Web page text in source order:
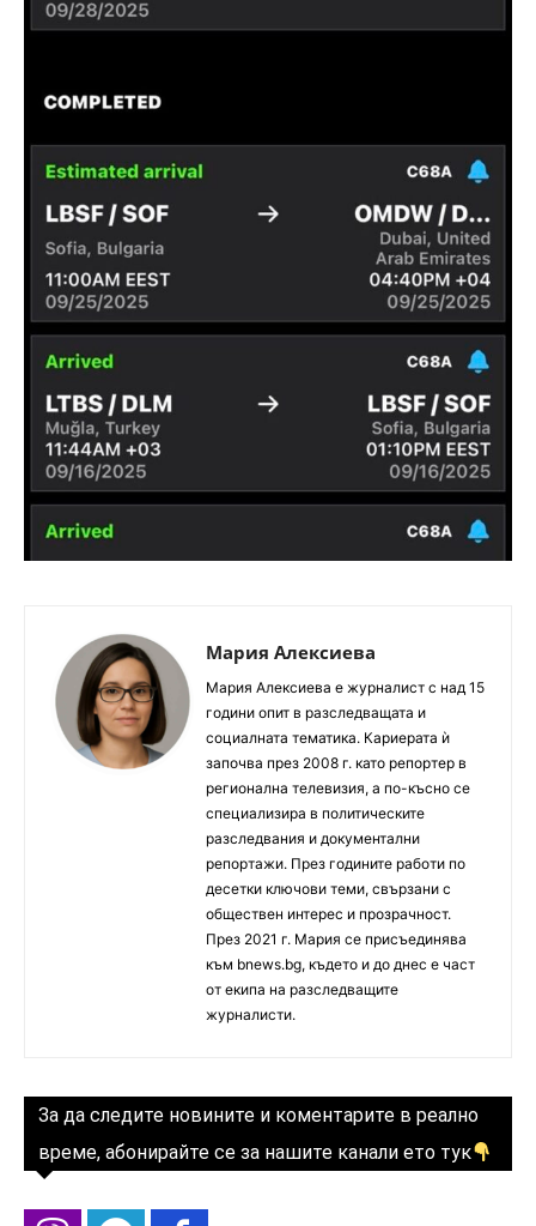
Мария Алексиева
Мария Алексиева е журналист с над 15
години опит в разследващата и
социалната тематика. Кариерата ѝ
започва през 2008 г. като репортер в
регионална телевизия, а по-късно се
специализира в политическите
разследвания и документални
репортажи. През годините работи по
десетки ключови теми, свързани с
обществен интерес и прозрачност.
През 2021 г. Мария се присъединява
към bnews.bg, където и до днес е част
от екипа на разследващите
журналисти.
За да следите новините и коментарите в реално
време, абонирайте се за нашите канали ето тук